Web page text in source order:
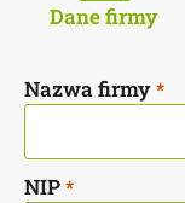
Dane firmy
Nazwa firmy*
NIP*